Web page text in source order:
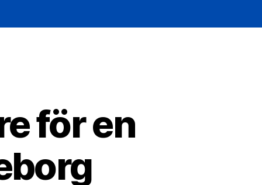
för en